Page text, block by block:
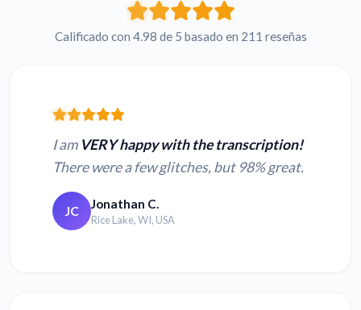
Calificado con 4.98 de 5 basado en 211 reseñas
I am VERY happy with the transcription!
There were a few glitches, but 98% great.
JC Jonathan C.
Rice Lake, WI, USA